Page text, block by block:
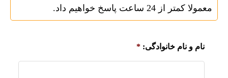
معمولا کمتر از 24 ساعت پاسخ خواهیم داد.
نام و نام خانوادگی: *